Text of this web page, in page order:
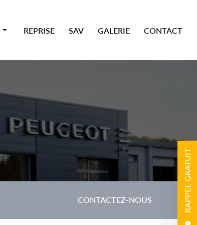
RAPPEL GRATUIT
REPRISE SAV GALERIE CONTACT
CONTACTEZ-NOUS